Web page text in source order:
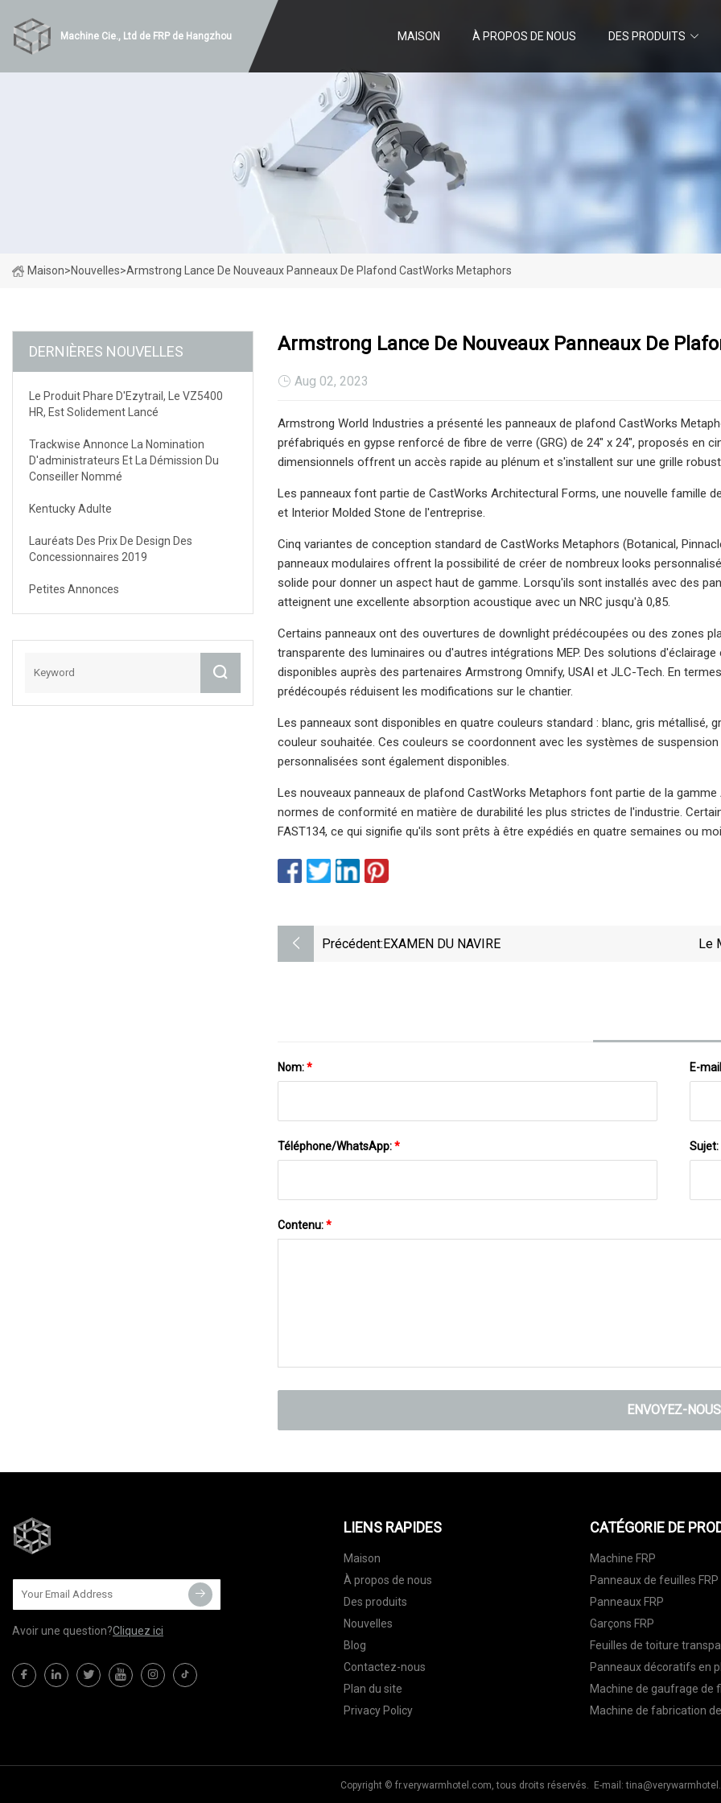
Machine Cie., Ltd de FRP de Hangzhou MAISON À PROPOS DE NOUS DES PRODUITS
Maison>Nouvelles>Armstrong Lance De Nouveaux Panneaux De Plafond CastWorks Metaphors
DERNIÈRES NOUVELLES
Le Produit Phare D'Ezytrail, Le VZ5400
HR, Est Solidement Lancé
Trackwise Annonce La Nomination
D'administrateurs Et La Démission Du
Conseiller Nommé
Kentucky Adulte
Lauréats Des Prix De Design Des
Concessionnaires 2019
Petites Annonces
Armstrong Lance De Nouveaux Panneaux De
Aug 02, 2023
Armstrong World Industries a présenté les panneaux de plafond CastWorks
préfabriqués en gypse renforcé de fibre de verre (GRG) de 24″ x 24″, proposés en
dimensionnels offrent un accès rapide au plénum et s'installent sur une grille
Les panneaux font partie de CastWorks Architectural Forms, une nouvelle famille
et Interior Molded Stone de l'entreprise.
Cinq variantes de conception standard de CastWorks Metaphors (Botanical,
panneaux modulaires offrent la possibilité de créer de nombreux looks
solide pour donner un aspect haut de gamme. Lorsqu'ils sont installés avec des
atteignent une excellente absorption acoustique avec un NRC jusqu'à 0,85.
Certains panneaux ont des ouvertures de downlight prédécoupées ou des zones
transparente des luminaires ou d'autres intégrations MEP. Des solutions
disponibles auprès des partenaires Armstrong Omnify, USAI et JLC-Tech. En
prédécoupés réduisent les modifications sur le chantier.
Les panneaux sont disponibles en quatre couleurs standard : blanc, gris métallisé,
couleur souhaitée. Ces couleurs se coordonnent avec les systèmes de
personnalisées sont également disponibles.
Les nouveaux panneaux de plafond CastWorks Metaphors font partie de la
normes de conformité en matière de durabilité les plus strictes de l'industrie.
FAST134, ce qui signifie qu'ils sont prêts à être expédiés en quatre semaines ou
Précédent:EXAMEN DU NAVIRE Le
Nom:* E-
Téléphone/WhatsApp:* Sujet:
Contenu:*
ENVOYEZ-NOUS
Avoir une question?Cliquez ici
LIENS RAPIDES
Maison
À propos de nous
Des produits
Nouvelles
Blog
Contactez-nous
Plan du site
Privacy Policy
CATÉGORIE DE
Machine FRP
Panneaux de feuilles FRP
Panneaux FRP
Garçons FRP
Feuilles de toiture
Panneaux décoratifs en
Machine de gaufrage de
Machine de fabrication
Copyright © fr.verywarmhotel.com, tous droits réservés. E-mail: